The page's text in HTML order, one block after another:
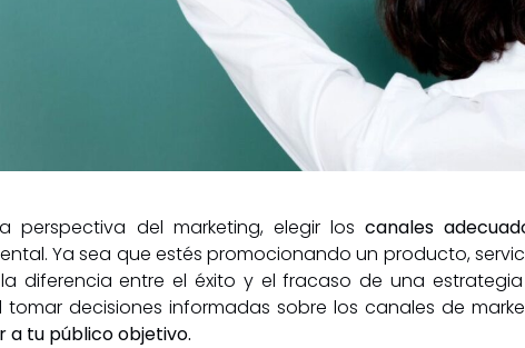
perspectiva del marketing, elegir loscanales
Ya sea que estés promocionando un producto,
diferencia entre el éxito y el fracaso de una
tomar decisiones informadas sobre los canales de
a tu público objetivo.